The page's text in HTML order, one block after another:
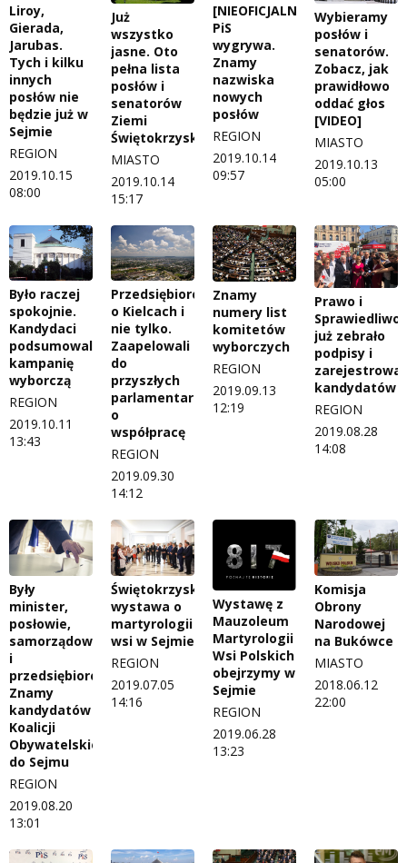
Liroy,
Gierada,
Jarubas.
Tych i kilku
innych
posłów nie
będzie już w
Sejmie
REGION
2019.10.15
08:00
Już
wszystko
jasne. Oto
pełna lista
posłów i
senatorów
Ziemi
Świętokrzyskiej
MIASTO
2019.10.14
15:17
[NIEOFICJALNIE]
PiS
wygrywa.
Znamy
nazwiska
nowych
posłów
REGION
2019.10.14
09:57
Wybieramy
posłów i
senatorów.
Zobacz, jak
prawidłowo
oddać głos
[VIDEO]
MIASTO
2019.10.13
05:00
Było raczej
spokojnie.
Kandydaci
podsumowali
kampanię
wyborczą
REGION
2019.10.11
13:43
Przedsiębiorcy
o Kielcach i
nie tylko.
Zaapelowali
do
przyszłych
parlamentarzystów
o
współpracę
REGION
2019.09.30
14:12
Znamy
numery list
komitetów
wyborczych
REGION
2019.09.13
12:19
Prawo i
już zebrało
podpisy i
kandydatów
REGION
2019.08.28
14:08
Były
minister,
posłowie,
samorządowcy
i
przedsiębiorcy.
Znamy
kandydatów
Koalicji
Obywatelskiej
do Sejmu
REGION
2019.08.20
13:01
Świętokrzyska
wystawa o
martyrologii
wsi w Sejmie
REGION
2019.07.05
14:16
Wystawę z
Mauzoleum
Martyrologii
Wsi Polskich
obejrzymy w
Sejmie
REGION
2019.06.28
13:23
Komisja
Obrony
Narodowej
na Bukówce
MIASTO
2018.06.12
22:00